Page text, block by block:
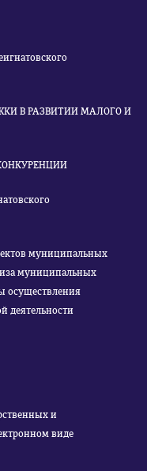
В РАЗВИТИИ МАЛОГО И
муниципальных
муниципальных
осуществления
деятельности
и
виде